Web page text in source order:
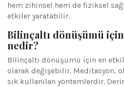
hem zihinsel hem de fiziksel
etkiler yaratabilir.
Bilinçaltı dönüşümü
nedir?
Bilinçaltı dönüşümü için en
olarak değişebilir. Meditasyon,
sık kullanılan yöntemlerdir.